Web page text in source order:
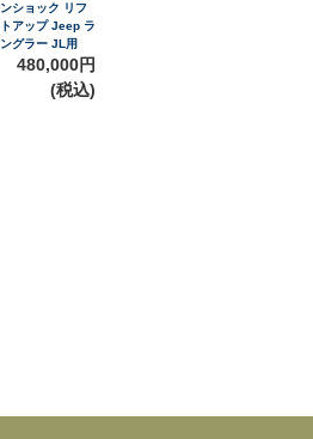
ンショック リフ
トアップ Jeep ラ
ングラー JL用
480,000円
(税込)